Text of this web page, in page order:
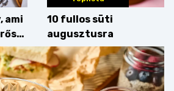
ami
10 fullos süti
augusztusra